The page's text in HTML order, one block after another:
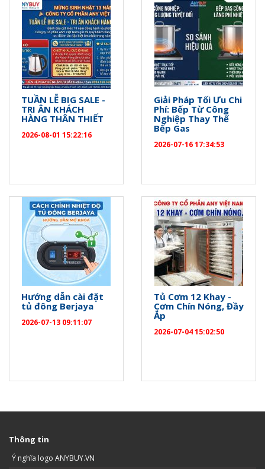
TUẦN LỄ BIG SALE -
TRI ÂN KHÁCH
HÀNG THÂN THIẾT
2026-08-01 15:22:16
Giải Pháp Tối Ưu Chi
Phí: Bếp Từ Công
Nghiệp Thay Thế
Bếp Gas
2026-07-16 17:34:53
Hướng dẫn cài đặt
tủ đông Berjaya
2026-07-13 09:11:07
Tủ Cơm 12 Khay -
Cơm Chín Nóng, Đầy
Ắp
2026-07-04 15:02:50
Thông tin
Ý nghĩa logo ANYBUY.VN